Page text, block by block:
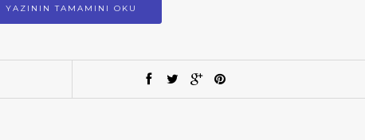
YAZININ TAMAMINI OKU